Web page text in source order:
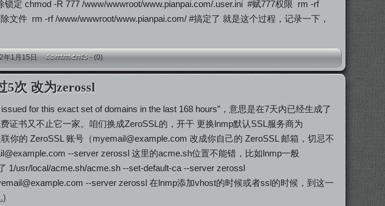
chmod -R 777 /www/wwwroot/www.pianpai.com/.user.ini #赋777权限 rm -rf
rm -rf /www/wwwroot/www.pianpai.com/ #搞定了 就是这个过程，记录一下，
年1月15日 -(0)
5次 改为zerossl
for this exact set of domains in the last 168 hours”，意思是在7天内已经生成了
书又不止它一家。咱们换成ZeroSSL的，开干 更换lnmp默认SSL服务商为
你的 ZeroSSL 账号（myemail@example.com 改成你自己的 ZeroSSL 邮箱，切忌不
--server zerossl 这里的acme.sh位置不能错，比如lnmp一般
1/usr/local/acme.sh/acme.sh --set-default-ca --server zerossl
--server zerossl 在lnmp添加vhost的时候或者ssl的时候，到这一